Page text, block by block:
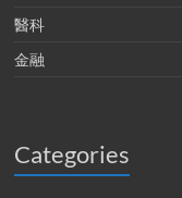
醫科
金融
Categories